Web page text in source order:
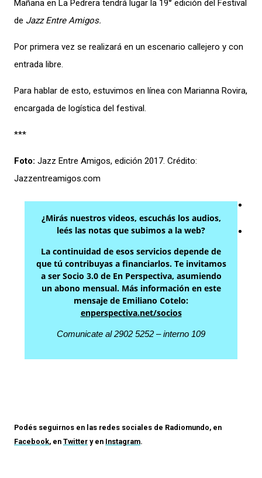
Mañana en La Pedrera tendrá lugar la 19° edición del Festival
de Jazz Entre Amigos.
Por primera vez se realizará en un escenario callejero y con
entrada libre.
Para hablar de esto, estuvimos en línea con Marianna Rovira,
encargada de logística del festival.
***
Foto: Jazz Entre Amigos, edición 2017. Crédito:
Jazzentreamigos.com
¿Mirás nuestros videos, escuchás los audios,
leés las notas que subimos a la web?
La continuidad de esos servicios depende de
que tú contribuyas a financiarlos. Te invitamos
a ser Socio 3.0 de En Perspectiva, asumiendo
un abono mensual. Más información en este
mensaje de Emiliano Cotelo:
enperspectiva.net/socios
Comunicate al 2902 5252 – interno 109
Podés seguirnos en las redes sociales de Radiomundo, en
Facebook, en Twitter y en Instagram.